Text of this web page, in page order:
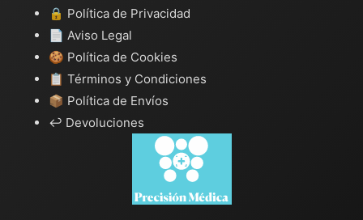
🔒 Política de Privacidad
📄 Aviso Legal
🍪 Política de Cookies
📋 Términos y Condiciones
📦 Política de Envíos
↩️ Devoluciones